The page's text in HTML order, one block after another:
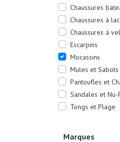
Chaussures
Chaussures à
Chaussures à
Escarpins
Mocassins
Mules et Sabots
Pantoufles et
Sandales et Nu-
Tongs et Plage
Marques